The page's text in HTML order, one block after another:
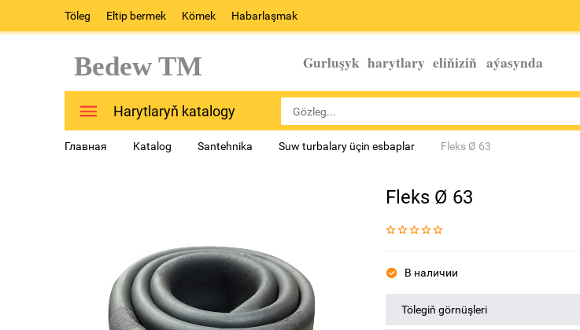
Töleg Eltip bermek Kömek Habarlaşmak
Bedew TM Gurluşyk harytlary eliňiziň aýasynda
Harytlaryň katalogy
Главная Katalog Santehnika Suw turbalary üçin esbaplar Fleks Ø 63
Fleks Ø 63
В наличии
Tölegiň görnüşleri